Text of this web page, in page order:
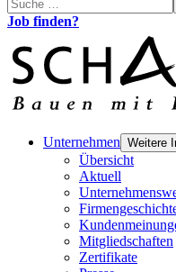
Job finden?
Unternehmen Weitere
Übersicht
Aktuell
Mitgliedschaften
Zertifikate